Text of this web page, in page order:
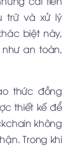
trữ và xử lý
biệt này,
an toàn,
thức đồng
thiết kế để
không
Trong khi